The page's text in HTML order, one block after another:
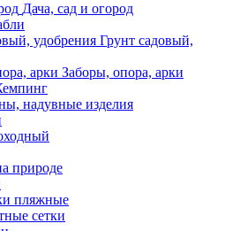
Дача, сад и огород
Грунт садовый,
Заборы, опора, арки
надувные изделия
природе
пляжные
сетки